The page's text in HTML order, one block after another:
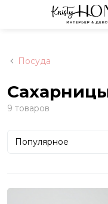
Посуда
9 товаров
Популярное